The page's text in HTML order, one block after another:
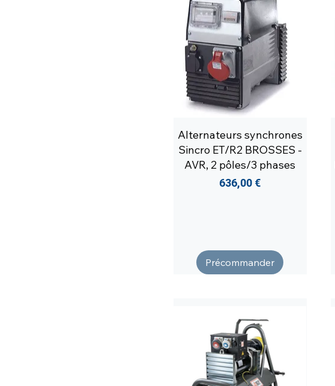
Alternateurs synchrones
Sincro ET/R2 BROSSES -
AVR, 2 pôles/3 phases
Prix
636,00 €
Précommander